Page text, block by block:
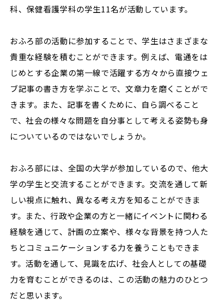
科、保健看護学科の学生11名が活動しています。
おふろ部の活動に参加することで、学生はさまざまな
貴重な経験を積むことができます。例えば、電通をは
じめとする企業の第一線で活躍する方々から直接ウェ
ブ記事の書き方を学ぶことで、文章力を磨くことがで
きます。また、記事を書くために、自ら調べること
で、社会の様々な問題を自分事として考える姿勢も身
についているのではないでしょうか。
おふろ部には、全国の大学が参加しているので、他大
学の学生と交流することができます。交流を通して新
しい視点に触れ、異なる考え方を知ることができま
す。また、行政や企業の方と一緒にイベントに関わる
経験を通じて、計画の立案や、様々な背景を持つ人た
ちとコミュニケーションする力を養うこともできま
す。活動を通して、見識を広げ、社会人としての基礎
力を育むことができるのは、この活動の魅力のひとつ
だと思います。